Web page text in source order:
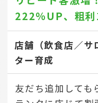
222％UP、 粗
店舗（飲食店／サ
ター育成
友だち追加しても